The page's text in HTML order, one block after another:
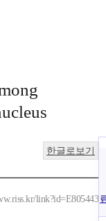
한글로보기
link?id=E805443